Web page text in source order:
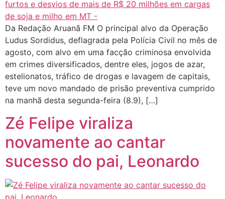
Da Redação Aruanã FM O principal alvo da Operação
Ludus Sordidus, deflagrada pela Polícia Civil no mês de
agosto, com alvo em uma facção criminosa envolvida
em crimes diversificados, dentre eles, jogos de azar,
estelionatos, tráfico de drogas e lavagem de capitais,
teve um novo mandado de prisão preventiva cumprido
na manhã desta segunda-feira (8.9), […]
Zé Felipe viraliza
novamente ao cantar
sucesso do pai, Leonardo